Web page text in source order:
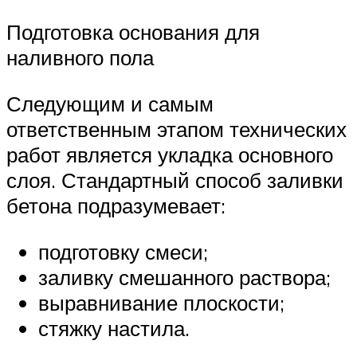
Подготовка основания для
наливного пола
Следующим и самым
ответственным этапом технических
работ является укладка основного
слоя. Стандартный способ заливки
бетона подразумевает:
подготовку смеси;
заливку смешанного раствора;
выравнивание плоскости;
стяжку настила.